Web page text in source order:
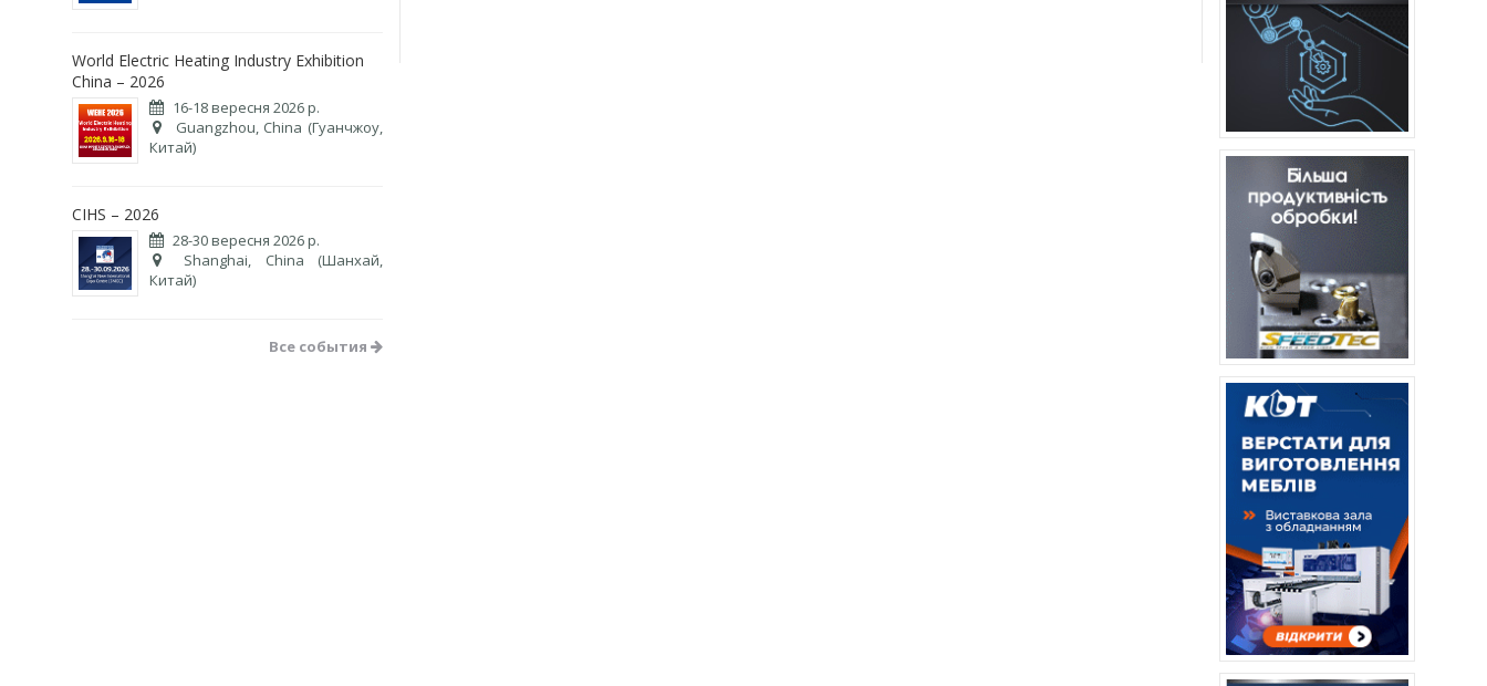
World Electric Heating Industry Exhibition
China – 2026
16-18 вересня 2026 р.
Guangzhou, China (Гуанчжоу,
Китай)
CIHS – 2026
28-30 вересня 2026 р.
Shanghai, China (Шанхай,
Китай)
Все события